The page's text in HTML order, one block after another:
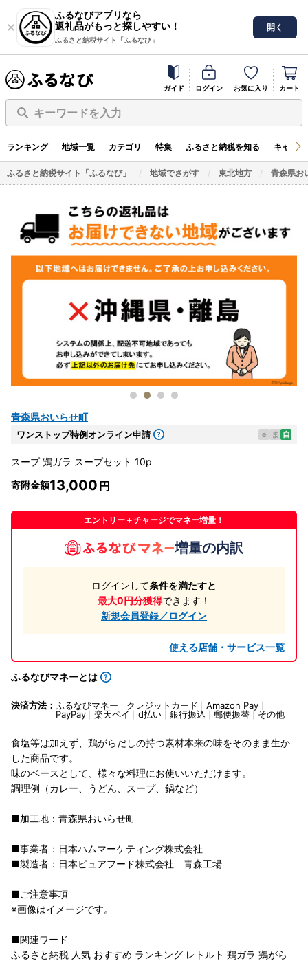
ふるなびアプリなら
返礼品がもっと探しやすい！
ふるさと納税サイト「ふるなび」
開く
ガイド ログイン お気に入り カート
キーワードを入力
ランキング 地域一覧 カテゴリ 特集 ふるさと納税を知る キャン
ふるさと納税サイト「ふるなび」 地域でさがす 東北地方 青森県お
青森県おいらせ町
ワンストップ特例オンライン申請 e ま 自
スープ 鶏ガラ スープセット 10p
寄附金額13,000
エントリー＋チャージでマネー増量！
増量の内訳
ログインして条件を満たすと
最大0円分獲得できます！
新規会員登録／ログイン
使える店舗・サービス一覧
ふるなびマネーとは
決済方法： ふるなびマネー クレジットカード
Amazon Pay
PayPay
楽天ペイ d払い 銀行振込 郵便振替 その他
食塩等は加えず、鶏がらだしの持つ素材本来の味をそのまま生か
した商品です。
味のベースとして、様々な料理にお使いいただけます。
調理例（カレー、うどん、スープ、鍋など）
■加工地：青森県おいらせ町
■事業者：日本ハムマーケティング株式会社
■製造者：日本ピュアフード株式会社 青森工場
■ご注意事項
※画像はイメージです。
■関連ワード
ふるさと納税 人気 おすすめ ランキング レトルト 鶏ガラ 鶏がら